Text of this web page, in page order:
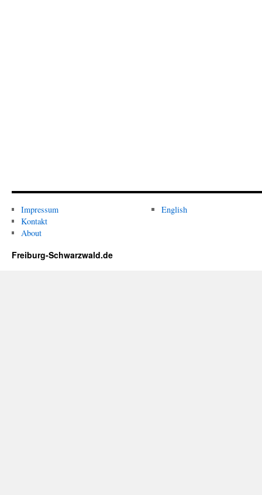
Impressum
Kontakt
About
English
Freiburg-Schwarzwald.de